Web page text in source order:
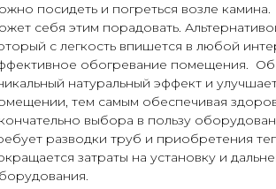
посидеть и погреться возле
себя этим порадовать.
с легкость впишется в любой
обогревание помещения.
натуральный эффект и
тем самым обеспечивая
выбора в пользу
разводки труб и приобретения
затраты на установку и